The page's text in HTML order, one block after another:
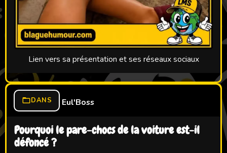
Lien vers sa présentation et ses réseaux sociaux
DANS Eul'Boss
Pourquoi le pare-chocs de la voiture est-il
défoncé ?